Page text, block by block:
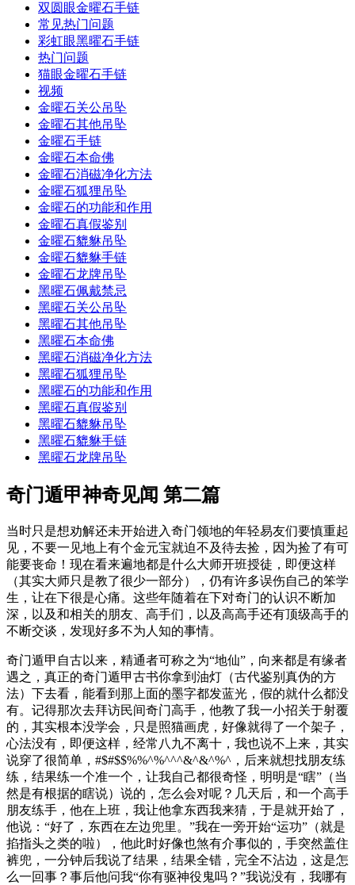
双圆眼金曜石手链
常见热门问题
彩虹眼黑曜石手链
热门问题
猫眼金曜石手链
视频
金曜石关公吊坠
金曜石其他吊坠
金曜石手链
金曜石本命佛
金曜石消磁净化方法
金曜石狐狸吊坠
金曜石的功能和作用
金曜石真假鉴别
金曜石貔貅吊坠
金曜石貔貅手链
金曜石龙牌吊坠
黑曜石佩戴禁忌
黑曜石关公吊坠
黑曜石其他吊坠
黑曜石本命佛
黑曜石消磁净化方法
黑曜石狐狸吊坠
黑曜石的功能和作用
黑曜石真假鉴别
黑曜石貔貅吊坠
黑曜石貔貅手链
黑曜石龙牌吊坠
奇门遁甲神奇见闻 第二篇
当时只是想劝解还未开始进入奇门领地的年轻易友们要慎重起
见，不要一见地上有个金元宝就迫不及待去捡，因为捡了有可
能要丧命！现在看来遍地都是什么大师开班授徒，即便这样
（其实大师只是教了很少一部分），仍有许多误伤自己的笨学
生，让在下很是心痛。这些年随着在下对奇门的认识不断加
深，以及和相关的朋友、高手们，以及高高手还有顶级高手的
不断交谈，发现好多不为人知的事情。
奇门遁甲自古以来，精通者可称之为“地仙”，向来都是有缘者
遇之，真正的奇门遁甲古书你拿到油灯（古代鉴别真伪的方
法）下去看，能看到那上面的墨字都发蓝光，假的就什么都没
有。记得那次去拜访民间奇门高手，他教了我一小招关于射覆
的，其实根本没学会，只是照猫画虎，好像就得了一个架子，
心法没有，即便这样，经常八九不离十，我也说不上来，其实
说穿了很简单，#$#$$%%^%^^^&^&^%^，后来就想找朋友练
练，结果练一个准一个，让我自己都很奇怪，明明是“瞎”（当
然是有根据的瞎说）说的，怎么会对呢？几天后，和一个高手
朋友练手，他在上班，我让他拿东西我来猜，于是就开始了，
他说：“好了，东西在左边兜里。”我在一旁开始“运功”（就是
掐指头之类的啦），他此时好像也煞有介事似的，手突然盖住
裤兜，一分钟后我说了结果，结果全错，完全不沾边，这是怎
么一回事？事后他问我“你有驱神役鬼吗？”我说没有，我哪有